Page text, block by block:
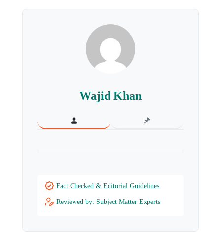
Wajid Khan
Fact Checked & Editorial Guidelines
Reviewed by: Subject Matter Experts